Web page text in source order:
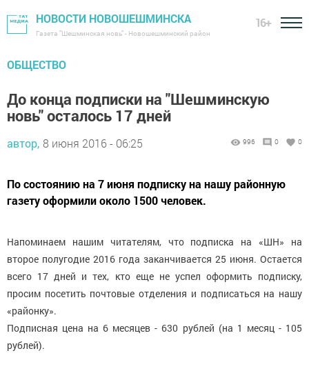
НОВОСТИ НОВОШЕШМИНСКА
Газета "Шешминская новь" - Новошешминский район
16+
ОБЩЕСТВО
До конца подписки на "Шешминскую
новь" осталось 17 дней
автор, 8 июня 2016 - 06:25 996 0 0
По состоянию на 7 июня подписку на нашу районную
газету оформили около 1500 человек.
Напоминаем нашим читателям, что подписка на «ШН» на
второе полугодие 2016 года заканчивается 25 июня. Остается
всего 17 дней и тех, кто еще не успел оформить подписку,
просим посетить почтовые отделения и подписаться на нашу
«районку».
Подписная цена на 6 месяцев - 630 рублей (на 1 месяц - 105
рублей).